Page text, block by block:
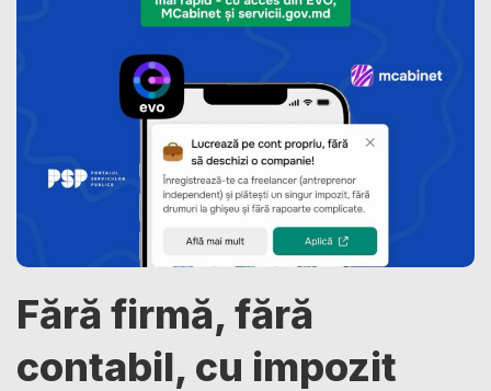
Fără firmă, fără
contabil, cu impozit